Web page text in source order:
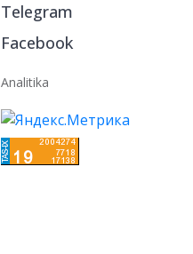
Ijtimoiy tarmoqlarda
Telegram
Facebook
Analitika